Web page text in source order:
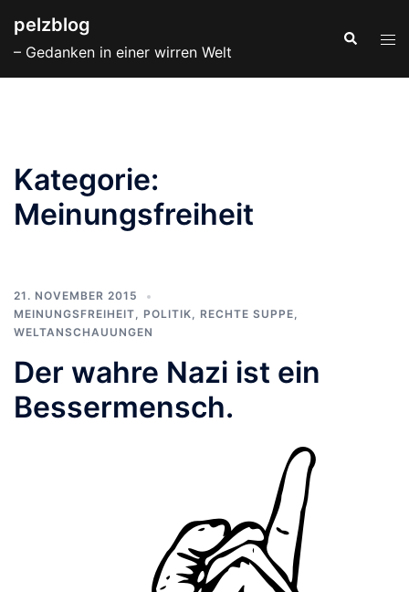
Inhalt
springen
pelzblog
– Gedanken in einer wirren Welt
Suche
Kategorie:
Meinungsfreiheit
21. NOVEMBER 2015
MEINUNGSFREIHEIT, POLITIK, RECHTE SUPPE,
WELTANSCHAUUNGEN
Der wahre Nazi ist ein
Bessermensch.